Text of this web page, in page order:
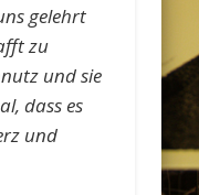
gelehrt
zu
und sie
dass es
und